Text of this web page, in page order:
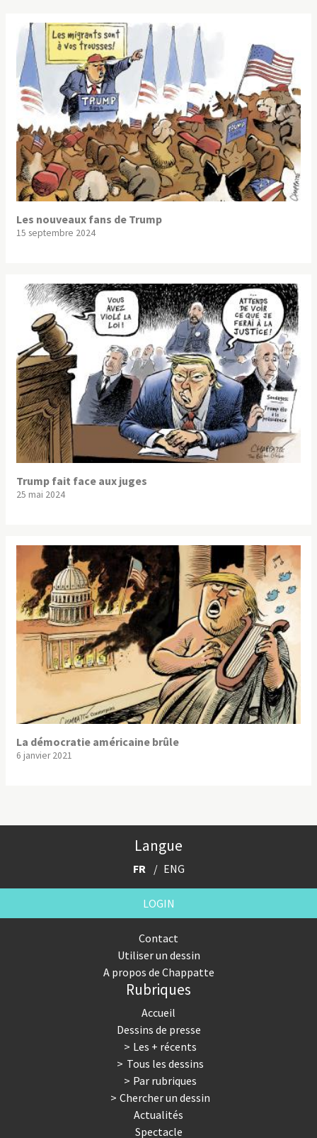
Les nouveaux fans de Trump
15 septembre 2024
Trump fait face aux juges
25 mai 2024
La démocratie américaine brûle
6 janvier 2021
Langue
FR ENG
LOGIN
Contact
Utiliser un dessin
A propos de Chappatte
Rubriques
Accueil
Dessins de presse
Les + récents
Tous les dessins
Par rubriques
Chercher un dessin
Actualités
Spectacle